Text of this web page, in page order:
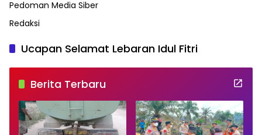
Pedoman Media Siber
Redaksi
Ucapan Selamat Lebaran Idul Fitri
Berita Terbaru